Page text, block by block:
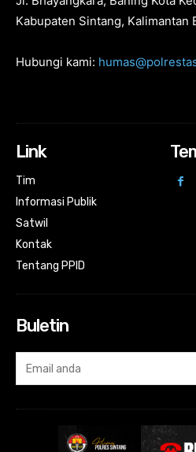
Kabupaten Sintang, Kalimantan
Hubungi kami:
Link
Tim
Informasi Publik
Satwil
Kontak
Tentang PPID
Buletin